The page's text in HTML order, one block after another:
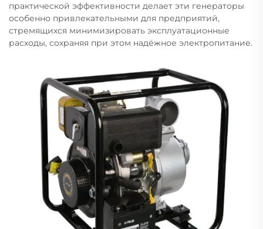
практической эффективности делает эти генераторы
особенно привлекательными для предприятий,
стремящихся минимизировать эксплуатационные
расходы, сохраняя при этом надёжное электропитание.